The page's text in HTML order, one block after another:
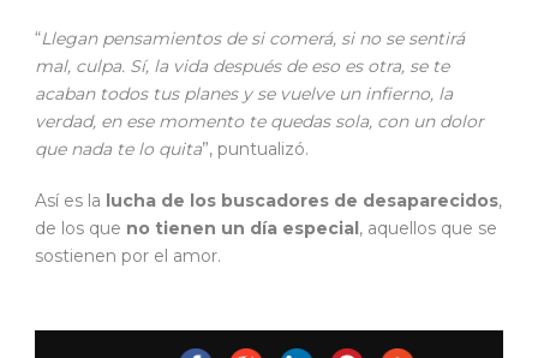
“Llegan pensamientos de si comerá, si no se sentirá
mal, culpa. Sí, la vida después de eso es otra, se te
acaban todos tus planes y se vuelve un infierno, la
verdad, en ese momento te quedas sola, con un dolor
que nada te lo quita”, puntualizó.
Así es la lucha de los buscadores de desaparecidos,
de los que no tienen un día especial , aquellos que se
sostienen por el amor.